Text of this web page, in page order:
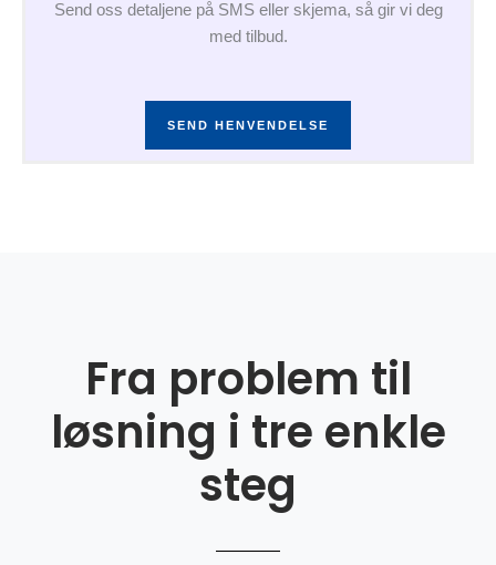
Send oss detaljene på SMS eller skjema, så gir vi deg
med tilbud.
SEND HENVENDELSE
Fra problem til
løsning i tre enkle
steg